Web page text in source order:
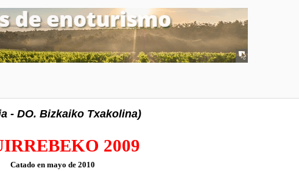
- DO. Bizkaiko Txakolina)
2009
Catado en mayo de 2010